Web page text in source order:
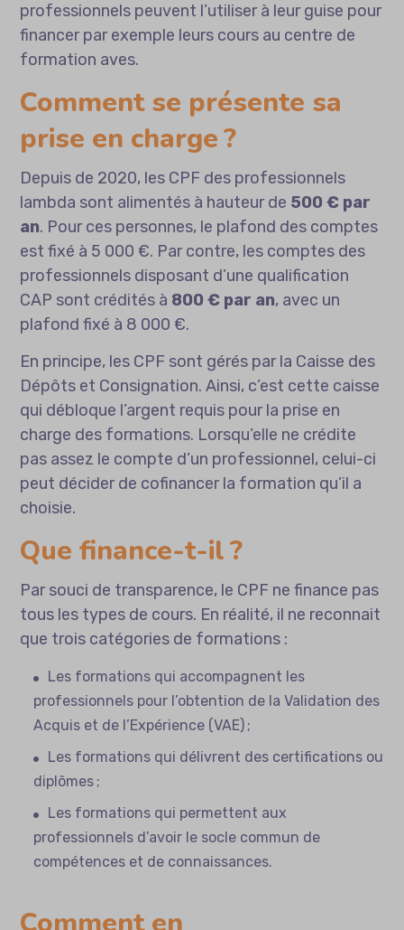
professionnels peuvent l’utiliser à leur guise pour
financer par exemple leurs cours au centre de
formation aves.
Comment se présente sa
prise en charge ?
Depuis de 2020, les CPF des professionnels
lambda sont alimentés à hauteur de 500 € par
an. Pour ces personnes, le plafond des comptes
est fixé à 5 000 €. Par contre, les comptes des
professionnels disposant d’une qualification
CAP sont crédités à 800 € par an, avec un
plafond fixé à 8 000 €.
En principe, les CPF sont gérés par la Caisse des
Dépôts et Consignation. Ainsi, c’est cette caisse
qui débloque l’argent requis pour la prise en
charge des formations. Lorsqu’elle ne crédite
pas assez le compte d’un professionnel, celui-ci
peut décider de cofinancer la formation qu’il a
choisie.
Que finance-t-il ?
Par souci de transparence, le CPF ne finance pas
tous les types de cours. En réalité, il ne reconnait
que trois catégories de formations :
Les formations qui accompagnent les
professionnels pour l’obtention de la Validation des
Acquis et de l’Expérience (VAE) ;
Les formations qui délivrent des certifications ou
diplômes ;
Les formations qui permettent aux
professionnels d’avoir le socle commun de
compétences et de connaissances.